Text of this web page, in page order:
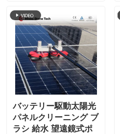
バッテリー駆動太陽光
パネルクリーニング ブ
ラシ 給水 望遠鏡式ポ